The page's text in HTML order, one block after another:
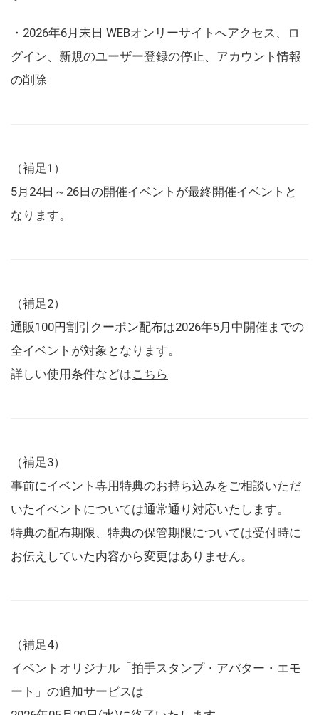
・2026年6月末日 WEBオンリーサイトへアクセス、ロ
グイン、新規のユーザー登録の停止、アカウント情報
の削除
（補足1）
5月24日～26日の開催イベントが最終開催イベントと
なります。
（補足2）
通販100円割引クーポン配布は2026年5月中開催までの
全イベントが対象となります。
詳しい使用条件などはこちら
（補足3）
事前にイベント専用特典のお持ち込みをご相談いただ
いたイベントについては通常通り対応いたします。
特典の配布期限、特典の保管期限については受付時に
お伝えしていた内容から変更はありません。
（補足4）
イベントオリジナル「拍手スタンプ・アバター・エモ
ート」の追加サービスは